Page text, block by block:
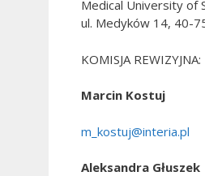
Medical University of
ul. Medyków 14, 40-
KOMISJA REWIZYJNA:
Marcin Kostuj
m_kostuj@interia.pl
Aleksandra Głuszek